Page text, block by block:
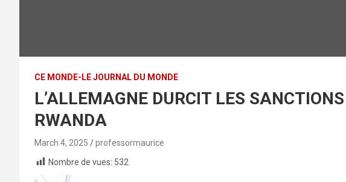
CE MONDE-LE JOURNAL DU MONDE
L’ALLEMAGNE DURCIT LES
RWANDA
March 4, 2025
professormaurice
Nombre de vues: 532